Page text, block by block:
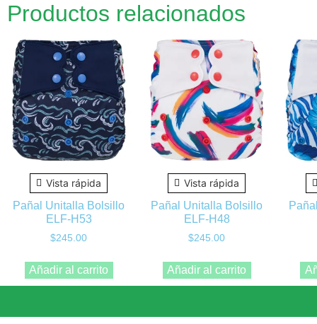
Productos relacionados
Vista rápida
Pañal Unitalla Bolsillo
ELF-H53
$245.00
Añadir al carrito
Vista rápida
Pañal Unitalla Bolsillo
ELF-H48
$245.00
Añadir al carrito